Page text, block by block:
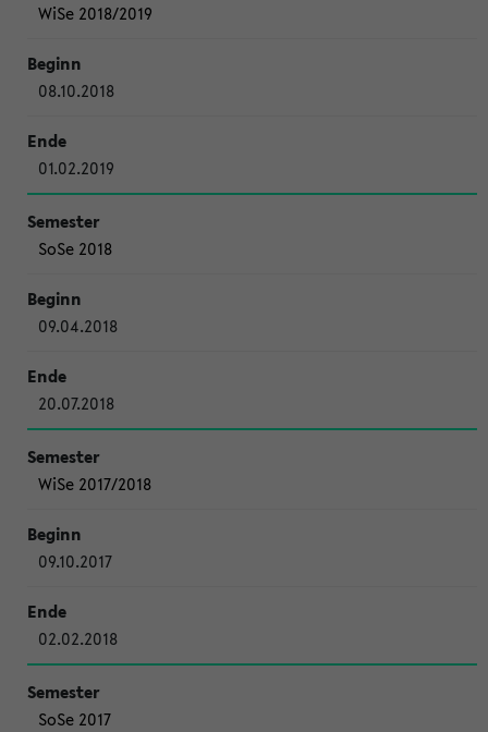
WiSe 2018/2019
08.10.2018
01.02.2019
SoSe 2018
09.04.2018
20.07.2018
WiSe 2017/2018
09.10.2017
02.02.2018
SoSe 2017